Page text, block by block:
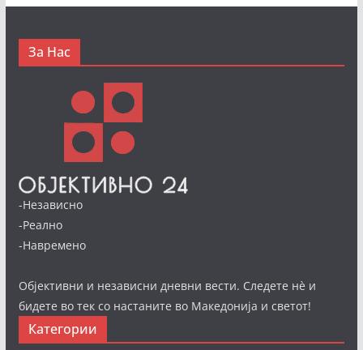
За Нас
-Независно
-Реално
-Навремено
Објективни и независни дневни вести. Следете нè и
бидете во тек со настаните во Македонија и светот!
Категории